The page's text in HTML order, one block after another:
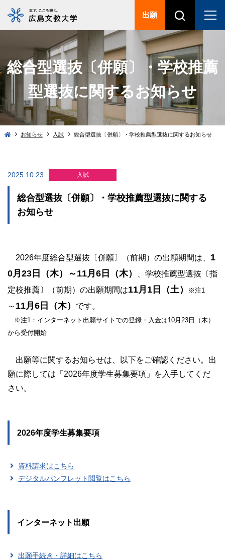
総合型選抜〔併願〕・学校推薦
型選抜に関するお知らせ
お知らせ 入試 総合型選抜〔併願〕・学校推薦型選抜に関するお知らせ
2025.10.23 入試
総合型選抜〔併願〕・学校推薦型選抜に関する
お知らせ
2026年度総合型選抜〔併願〕（前期）の出願期間は、 1
0月23日（木）～11月6日（木）
、学校推薦型選抜〔指
定校推薦〕（前期）の出願期間は11月1日（土） ※注1
～ 11月6日（木） です。
※注1：インターネット出願サイトでの登録・入金は10月23日（木）
から受付開始
出願等に関するお知らせは、以下をご確認ください。出
願に際しては「2026年度学生募集要項」を入手してくだ
さい。
2026年度学生募集要項
資料請求はこちら
デジタルパンフレット閲覧はこちら
インターネット出願
出願手続き・詳細はこちら
出願